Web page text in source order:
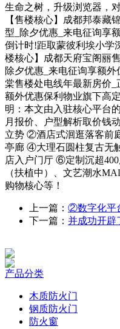
生命之树，升级浏览器，
【售楼核心】成都邦泰藏
型_除夕优惠_来电征询享
倒计时!距取蒙彼利埃小学
楼核心】成都天府宝阁丽
除夕优惠_来电征询享额
棠售楼处电线年最新房价
额外优惠保利物业旗下高
明：本文由入驻核心平台
月报价、户型解析取价钱
立势 ②酒店式洄逛落客前
亭廊 ④大理石圆柱复古无
店入户门厅 ⑥定制沉超
（扶植中）、文艺潮水
购物核心等！
上一篇： ②数字化平
下一篇： 并成功开辟
产品分类
木质防火门
钢质防火门
防火窗